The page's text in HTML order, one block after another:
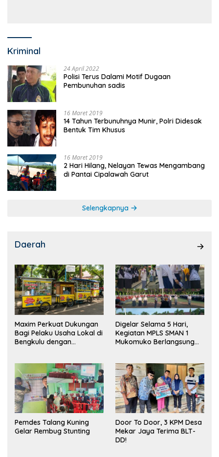
Kriminal
24 April 2022
Polisi Terus Dalami Motif Dugaan
Pembunuhan sadis
16 Maret 2019
14 Tahun Terbunuhnya Munir, Polri Didesak
Bentuk Tim Khusus
16 Maret 2019
2 Hari Hilang, Nelayan Tewas Mengambang
di Pantai Cipalawah Garut
Selengkapnya
Daerah
Maxim Perkuat Dukungan
Bagi Pelaku Usaha Lokal di
Bengkulu dengan
Pasar
Digelar Selama 5 Hari,
Kegiatan MPLS SMAN 1
Mukomuko Berlangsung
Pemdes Talang Kuning
Gelar Rembug Stunting
Door To Door, 3 KPM Desa
Mekar Jaya Terima BLT-
DD!